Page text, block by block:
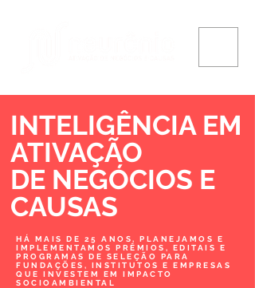
INTELIGÊNCIA EM
ATIVAÇÃO
DE NEGÓCIOS E
CAUSAS
HÁ MAIS DE 25 ANOS, PLANEJAMOS E
IMPLEMENTAMOS PRÊMIOS, EDITAIS E
PROGRAMAS DE SELEÇÃO PARA
FUNDAÇÕES, INSTITUTOS E EMPRESAS
QUE INVESTEM EM IMPACTO
SOCIOAMBIENTAL